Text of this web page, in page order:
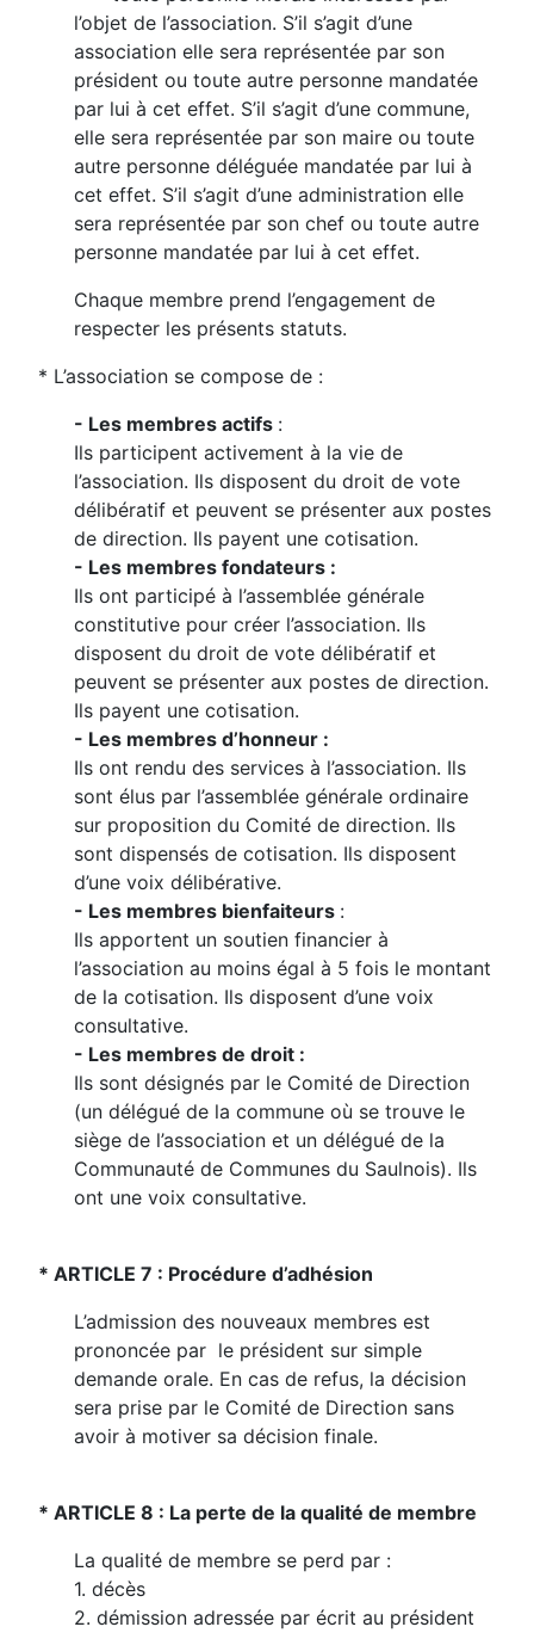
l’objet de l’association. S’il s’agit d’une
association elle sera représentée par son
président ou toute autre personne mandatée
par lui à cet effet. S’il s’agit d’une commune,
elle sera représentée par son maire ou toute
autre personne déléguée mandatée par lui à
cet effet. S’il s’agit d’une administration elle
sera représentée par son chef ou toute autre
personne mandatée par lui à cet effet.
Chaque membre prend l’engagement de
respecter les présents statuts.
* L’association se compose de :
- Les membres actifs :
Ils participent activement à la vie de
l’association. Ils disposent du droit de vote
délibératif et peuvent se présenter aux postes
de direction. Ils payent une cotisation.
- Les membres fondateurs :
Ils ont participé à l’assemblée générale
constitutive pour créer l’association. Ils
disposent du droit de vote délibératif et
peuvent se présenter aux postes de direction.
Ils payent une cotisation.
- Les membres d’honneur :
Ils ont rendu des services à l’association. Ils
sont élus par l’assemblée générale ordinaire
sur proposition du Comité de direction. Ils
sont dispensés de cotisation. Ils disposent
d’une voix délibérative.
- Les membres bienfaiteurs :
Ils apportent un soutien financier à
l’association au moins égal à 5 fois le montant
de la cotisation. Ils disposent d’une voix
consultative.
- Les membres de droit :
Ils sont désignés par le Comité de Direction
(un délégué de la commune où se trouve le
siège de l’association et un délégué de la
Communauté de Communes du Saulnois). Ils
ont une voix consultative.
* ARTICLE 7 : Procédure d’adhésion
L’admission des nouveaux membres est
prononcée par le président sur simple
demande orale. En cas de refus, la décision
sera prise par le Comité de Direction sans
avoir à motiver sa décision finale.
* ARTICLE 8 : La perte de la qualité de membre
La qualité de membre se perd par :
1. décès
2. démission adressée par écrit au président